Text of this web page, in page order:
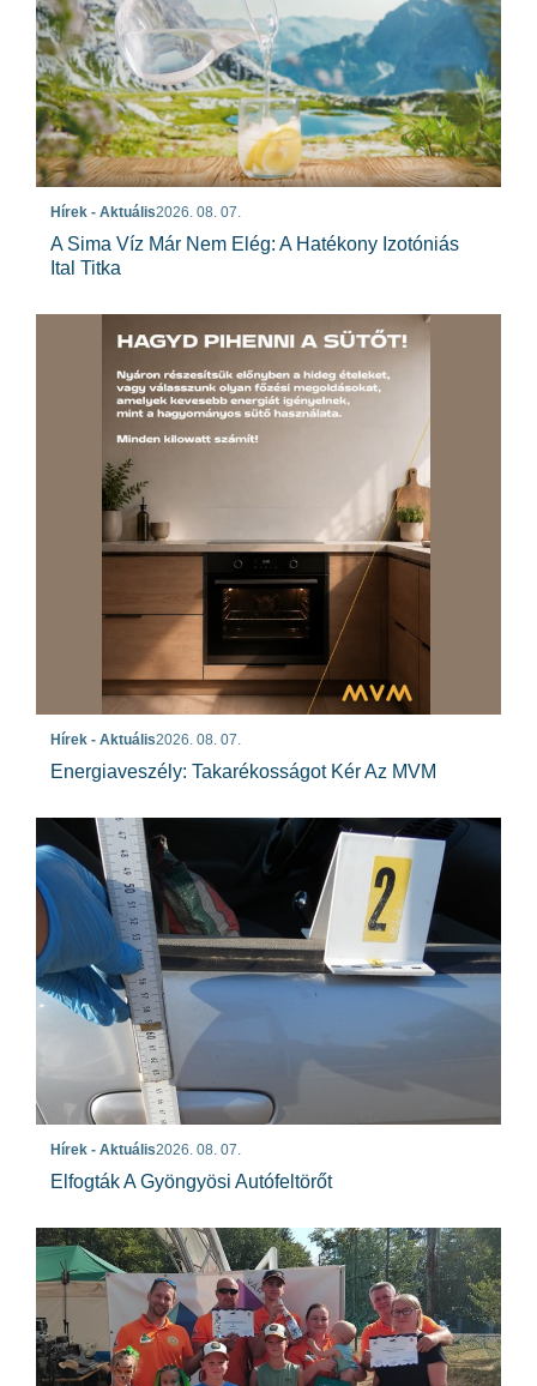
Hírek - Aktuális2026. 08. 07.
A Sima Víz Már Nem Elég: A Hatékony Izotóniás
Ital Titka
Hírek - Aktuális2026. 08. 07.
Energiaveszély: Takarékosságot Kér Az MVM
Hírek - Aktuális2026. 08. 07.
Elfogták A Gyöngyösi Autófeltörőt